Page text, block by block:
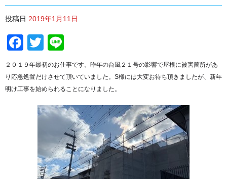
投稿日 2019年1月11日
Facebook
Twitter
２０１９年最初のお仕事です。昨年の台風２１号の影響で屋根に被害箇所があ
り応急処置だけさせて頂いていました。S様には大変お待ち頂きましたが、新年
明け工事を始められることになりました。